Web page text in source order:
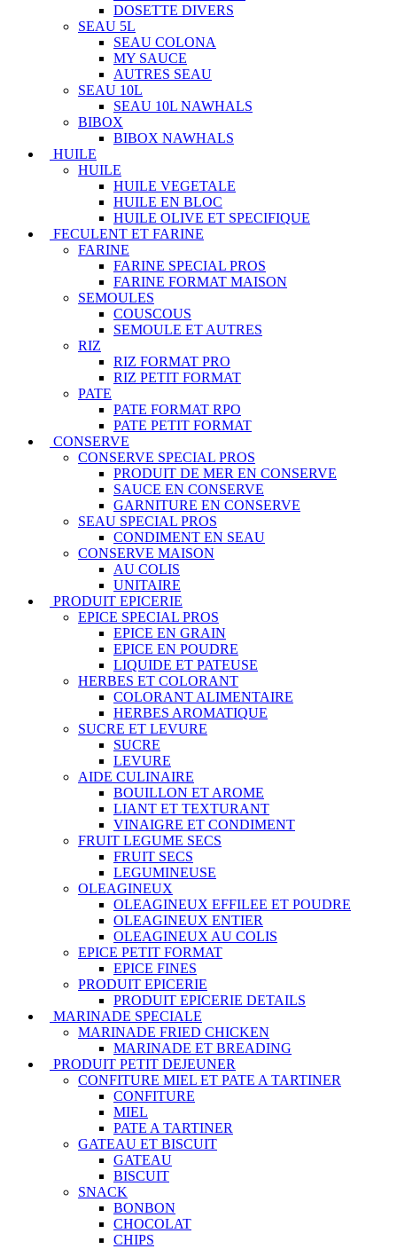
DOSETTE DIVERS
SEAU 5L
SEAU COLONA
MY SAUCE
AUTRES SEAU
SEAU 10L
SEAU 10L NAWHALS
BIBOX
BIBOX NAWHALS
HUILE
HUILE
HUILE VEGETALE
HUILE EN BLOC
HUILE OLIVE ET SPECIFIQUE
FECULENT ET FARINE
FARINE
FARINE SPECIAL PROS
FARINE FORMAT MAISON
SEMOULES
COUSCOUS
SEMOULE ET AUTRES
RIZ
RIZ FORMAT PRO
RIZ PETIT FORMAT
PATE
PATE FORMAT RPO
PATE PETIT FORMAT
CONSERVE
CONSERVE SPECIAL PROS
PRODUIT DE MER EN CONSERVE
SAUCE EN CONSERVE
GARNITURE EN CONSERVE
SEAU SPECIAL PROS
CONDIMENT EN SEAU
CONSERVE MAISON
AU COLIS
UNITAIRE
PRODUIT EPICERIE
EPICE SPECIAL PROS
EPICE EN GRAIN
EPICE EN POUDRE
LIQUIDE ET PATEUSE
HERBES ET COLORANT
COLORANT ALIMENTAIRE
HERBES AROMATIQUE
SUCRE ET LEVURE
SUCRE
LEVURE
AIDE CULINAIRE
BOUILLON ET AROME
LIANT ET TEXTURANT
VINAIGRE ET CONDIMENT
FRUIT LEGUME SECS
FRUIT SECS
LEGUMINEUSE
OLEAGINEUX
OLEAGINEUX EFFILEE ET POUDRE
OLEAGINEUX ENTIER
OLEAGINEUX AU COLIS
EPICE PETIT FORMAT
EPICE FINES
PRODUIT EPICERIE
PRODUIT EPICERIE DETAILS
MARINADE SPECIALE
MARINADE FRIED CHICKEN
MARINADE ET BREADING
PRODUIT PETIT DEJEUNER
CONFITURE MIEL ET PATE A TARTINER
CONFITURE
MIEL
PATE A TARTINER
GATEAU ET BISCUIT
GATEAU
BISCUIT
SNACK
BONBON
CHOCOLAT
CHIPS